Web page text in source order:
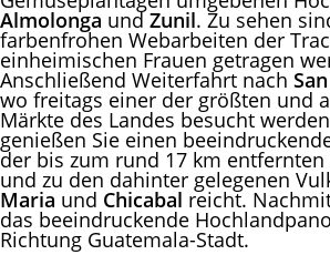
Almolonga undZunil. Zu sehen
farbenfrohen Webarbeiten der
einheimischen Frauen getragen
Anschließend Weiterfahrt nach
wo freitags einer der größten und
Märkte des Landes besucht
genießen Sie einen
der bis zum rund 17 km entfernten
und zu den dahinter gelegenen
Maria und Chicabal reicht.
das beeindruckende
Richtung Guatemala-Stadt.